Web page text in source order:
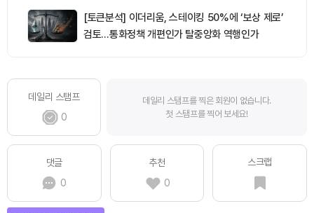
[토큰분석] 이더리움, 스테이킹 50%에 ‘보상 제로’
검토…통화정책 개편인가 탈중앙화 역행인가
데일리 스탬프
0
데일리 스탬프를 찍은 회원이 없습니다.
첫 스탬프를 찍어 보세요!
댓글
0
추천
0
스크랩